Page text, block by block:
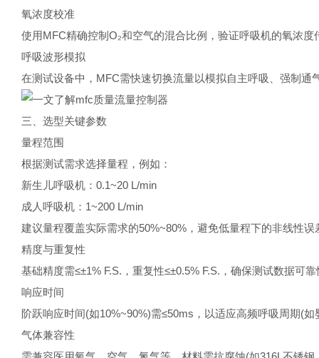
氧浓度校准
使用MFC精确控制O₂和空气的混合比例，验证呼吸机的氧浓
呼吸波形模拟
在测试设备中，MFC需快速切换流量以模拟自主呼吸、强制
三、选型关键参数
量程范围
根据测试需求选择量程，例如：
新生儿呼吸机：0.1~20 L/min
成人呼吸机：1~200 L/min
建议量程覆盖实际需求的50%~80%，避免低量程下的非线性误
精度与重复性
基础精度需≤±1% F.S.，重复性≤±0.5% F.S.，确保测试数据可靠
响应时间
阶跃响应时间(如10%~90%)需≤50ms，以适应高频呼吸周期(
气体兼容性